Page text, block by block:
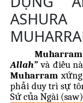
Muharram
Allah”và điều
Muharram
phải duy trì sự
Sứ của Ngài